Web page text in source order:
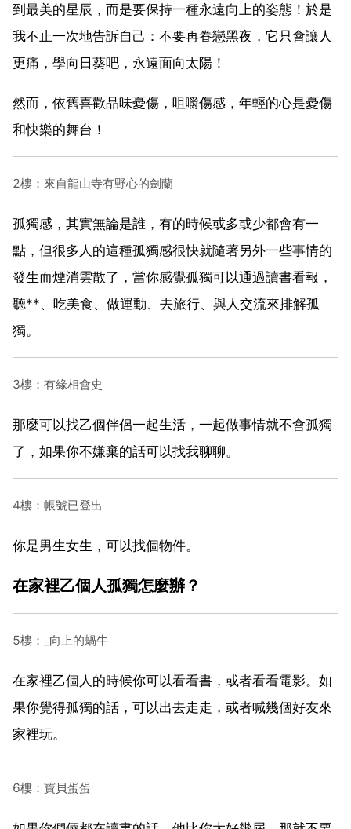
到最美的星辰，而是要保持一種永遠向上的姿態！於是
我不止一次地告訴自己：不要再眷戀黑夜，它只會讓人
更痛，學向日葵吧，永遠面向太陽！
然而，依舊喜歡品味憂傷，咀嚼傷感，年輕的心是憂傷
和快樂的舞台！
2樓：來自龍山寺有野心的劍蘭
孤獨感，其實無論是誰，有的時候或多或少都會有一
點，但很多人的這種孤獨感很快就隨著另外一些事情的
發生而煙消雲散了，當你感覺孤獨可以通過讀書看報，
聽**、吃美食、做運動、去旅行、與人交流來排解孤
獨。
3樓：有緣相會史
那麼可以找乙個伴侶一起生活，一起做事情就不會孤獨
了，如果你不嫌棄的話可以找我聊聊。
4樓：帳號已登出
你是男生女生，可以找個物件。
在家裡乙個人孤獨怎麼辦？
5樓：_向上的蝸牛
在家裡乙個人的時候你可以看看書，或者看看電影。如
果你覺得孤獨的話，可以出去走走，或者喊幾個好友來
家裡玩。
6樓：寶貝蛋蛋